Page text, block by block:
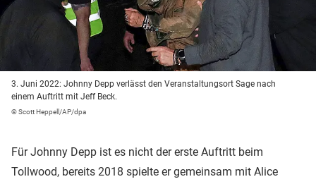
3. Juni 2022: Johnny Depp verlässt den Veranstaltungsort Sage nach
einem Auftritt mit Jeff Beck.
© Scott Heppell/AP/dpa
Für Johnny Depp ist es nicht der erste Auftritt beim
Tollwood, bereits 2018 spielte er gemeinsam mit Alice